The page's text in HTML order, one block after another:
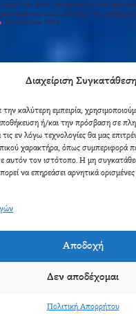
Διαχείριση
την καλύτερη εμπειρία,
ή/και την πρόσβαση σε
εν λόγω τεχνολογίες θα μας
χαρακτήρα, όπως συμπεριφορά
αυτόν τον ιστότοπο. Η μη
να επηρεάσει αρνητικά ορισμένες
Αποδοχή
Δεν αποδέχομαι
Πολιτική Απορρήτου
Μια σύγχρονη
που κλονίζει τις
28 Απριλίου 2025
υπολογιστικό μηχάνημα του κόσμου
26 Απριλίου 2025
Ο απόλυτος οδηγός επιβίωσης:
ή καταστροφή
31 Μαρτίου 2025
24 Μαρτίου 2025